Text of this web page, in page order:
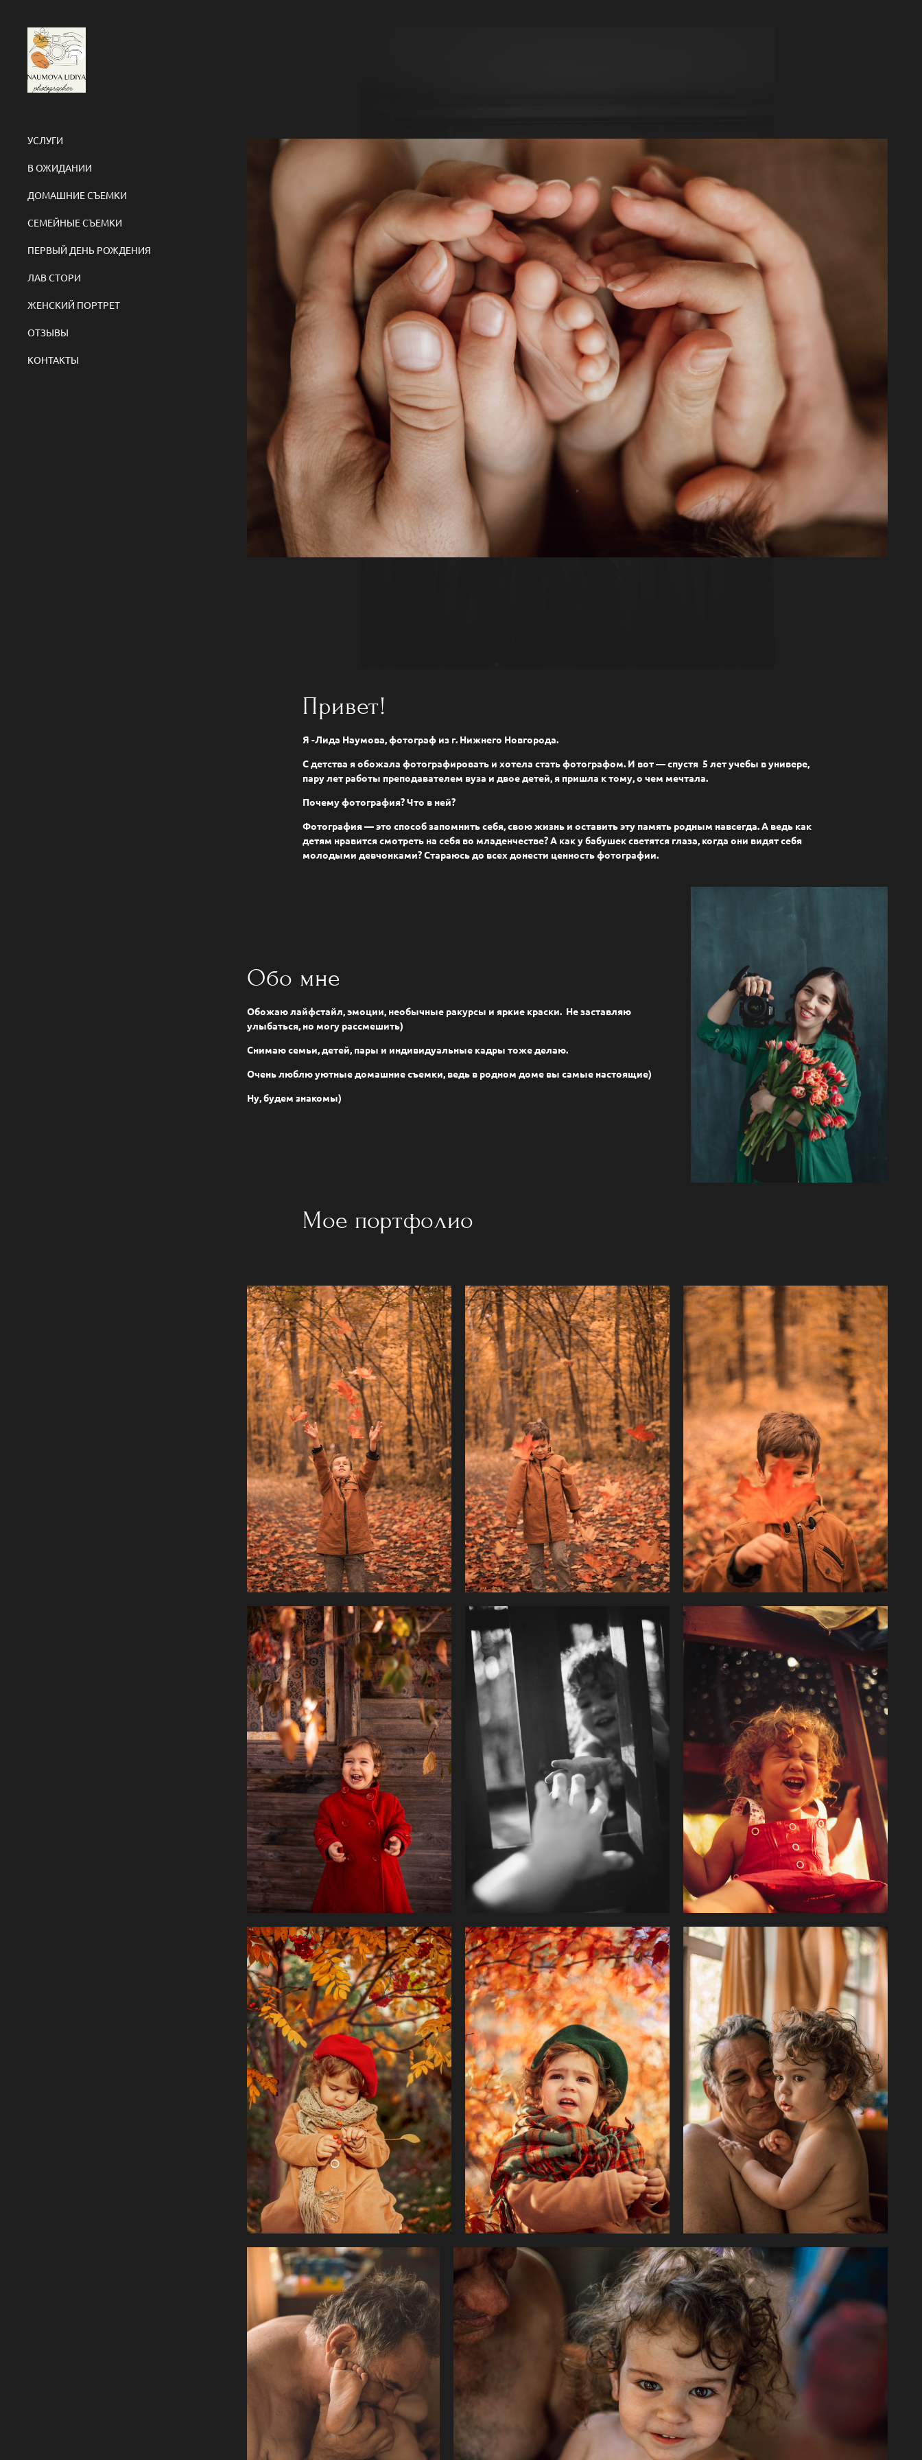
УСЛУГИ
В ОЖИДАНИИ
ДОМАШНИЕ СЪЕМКИ
СЕМЕЙНЫЕ СЪЕМКИ
ПЕРВЫЙ ДЕНЬ РОЖДЕНИЯ
ЛАВ СТОРИ
ЖЕНСКИЙ ПОРТРЕТ
ОТЗЫВЫ
КОНТАКТЫ
Привет!
Я -Лида Наумова, фотограф из г. Нижнего Новгорода.
С детства я обожала фотографировать и хотела стать фотографом. И вот — спустя 5 лет учебы в универе,
пару лет работы преподавателем вуза и двое детей, я пришла к тому, о чем мечтала.
Почему фотография? Что в ней?
Фотография — это способ запомнить себя, свою жизнь и оставить эту память родным навсегда.А ведь как
детям нравится смотреть на себя во младенчестве? А как у бабушек светятся глаза, когда они видят себя
молодыми девчонками? Стараюсь до всех донести ценность фотографии.
Обо мне
Обожаю лайфстайл, эмоции, необычные ракурсы и яркие краски. Не заставляю
улыбаться, но могу рассмешить)
Снимаю семьи, детей, пары и индивидуальные кадры тоже делаю.
Очень люблю уютные домашние съемки, ведь в родном доме вы самые настоящие)
Ну, будем знакомы)
Мое портфолио